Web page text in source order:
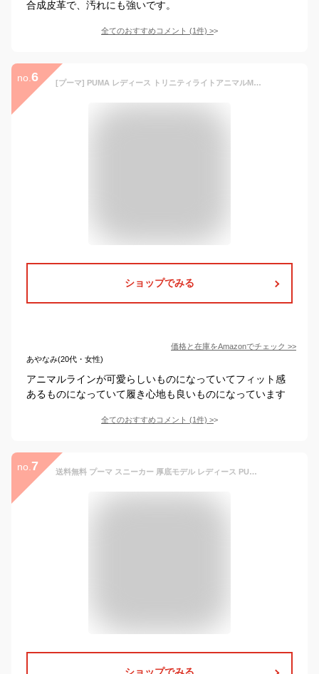
合成皮革で、汚れにも強いです。
全てのおすすめコメント (1件) >
no. 6 [プーマ] PUMA レディース トリニティライトアニマルMU TRINITY LITE ANIMAL MUレディーススニーカー 厚底 402419 プーマホワイト/フロステッドアイボリー 24.0cm
ショップでみる
価格と在庫をAmazonでチェック >>
あやなみ(20代・女性)
アニマルラインが可愛らしいものになっていてフィット感
あるものになっていて履き心地も良いものになっています
全てのおすすめコメント (1件) >
no. 7 送料無料 プーマ スニーカー 厚底モデル レディース PUMA キャリーナ ストリート レオ 2 ひも靴 ローカット コートスタイル スポーティ カジュアルシューズ 女性 レディーススニーカー レオパード柄 アニマル柄 おしゃれ かわいい レディースシューズ ブランド くつ/402491